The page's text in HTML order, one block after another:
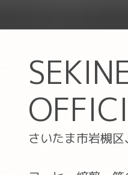
さいたま市岩槻